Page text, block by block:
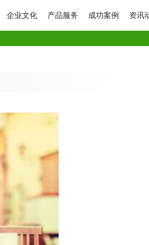
企业文化 产品服务 成功案例 资讯